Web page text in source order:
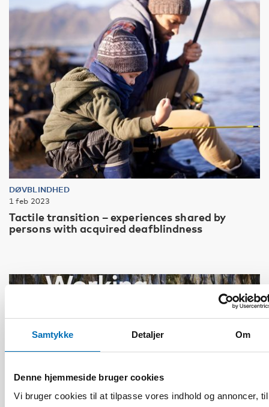
Samtykke Detaljer Om
Denne hjemmeside bruger cookies
Vi bruger cookies til at tilpasse vores indhold og annoncer,
DØVBLINDHED
1 feb 2023
Tactile transition – experiences shared by
persons with acquired deafblindness